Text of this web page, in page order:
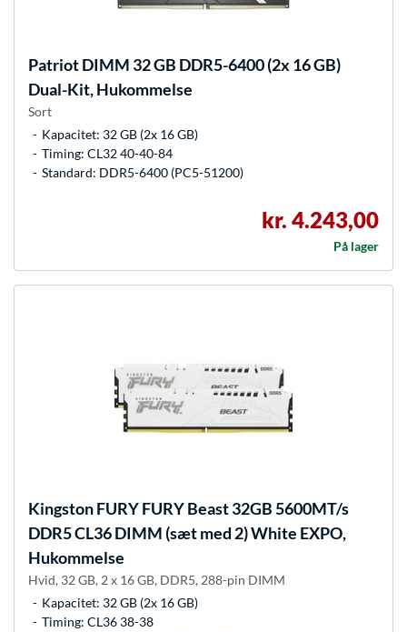
PatriotDIMM 32 GB DDR5-6400 (2x 16 GB)
Dual-Kit, Hukommelse
Sort
Kapacitet: 32 GB (2x 16 GB)
Timing: CL32 40-40-84
Standard: DDR5-6400 (PC5-51200)
kr. 4.243,00
På lager
Kingston FURYFURY Beast 32GB 5600MT/s
DDR5 CL36 DIMM (sæt med 2) White EXPO,
Hukommelse
Hvid, 32 GB, 2 x 16 GB, DDR5, 288-pin DIMM
Kapacitet: 32 GB (2x 16 GB)
Timing: CL36 38-38